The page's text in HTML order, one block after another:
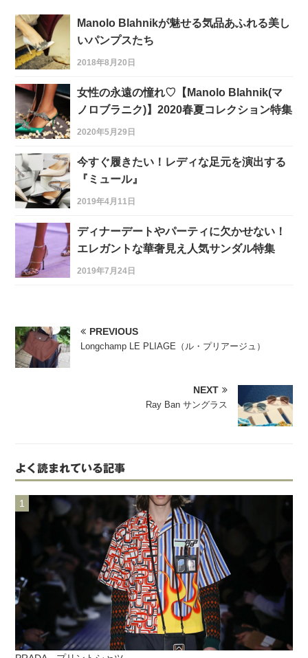
Manolo Blahnikが魅せる気品あふれる美し
いパンプスたち
2018年8月20日
女性の永遠の憧れ♡【Manolo Blahnik(マ
ノロブラニク)】2020春夏コレクション特集
2020年5月29日
今すぐ履きたい！レディな足元を演出する
『ミュール』
2019年4月11日
ディナーデートやパーティに欠かせない！
エレガントな華奢見え人気サンダル特集
2019年7月24日
PREVIOUS
Longchamp LE PLIAGE（ル・プリアージュ）
NEXT
Ray Ban サングラス
よく読まれている記事